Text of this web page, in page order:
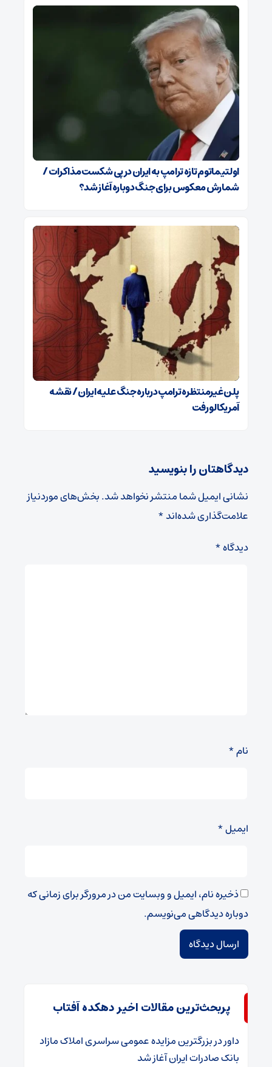
اولتیماتوم تازه ترامپ به ایران در پی شکست مذاکرات /
شمارش معکوس برای جنگ دوباره آغاز شد؟
پلن غیرمنتظره ترامپ درباره جنگ علیه ایران / نقشه
آمریکا لو رفت
دیدگاهتان را بنویسید
نشانی ایمیل شما منتشر نخواهد شد.بخش‌های موردنیاز
علامت‌گذاری شده‌اند*
دیدگاه*
نام*
ایمیل*
ذخیره نام، ایمیل و وبسایت من در مرورگر برای زمانی که
دوباره دیدگاهی می‌نویسم.
پربحث‌ترین مقالات اخیر دهکده آفتاب
داوردر​بزرگترین مزایده عمومی سراسری املاک مازاد
بانک صادرات ایران آغاز شد